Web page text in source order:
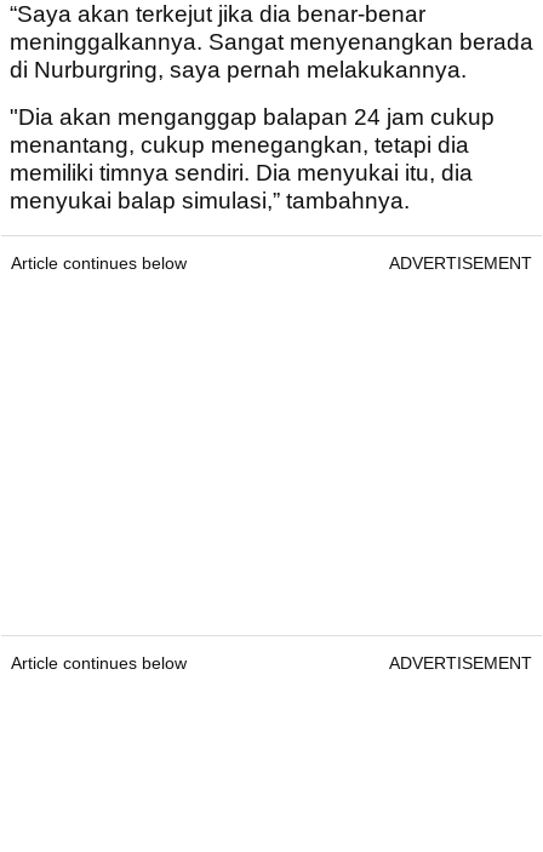
“Saya akan terkejut jika dia benar-benar
meninggalkannya. Sangat menyenangkan berada
di Nurburgring, saya pernah melakukannya.
"Dia akan menganggap balapan 24 jam cukup
menantang, cukup menegangkan, tetapi dia
memiliki timnya sendiri. Dia menyukai itu, dia
menyukai balap simulasi,” tambahnya.
Article continues below ADVERTISEMENT
Article continues below ADVERTISEMENT